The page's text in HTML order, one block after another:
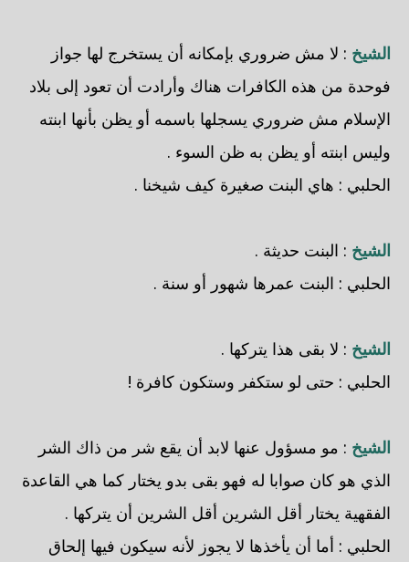
الشيخ : لا مش ضروري بإمكانه أن يستخرج لها جواز
فوحدة من هذه الكافرات هناك وأرادت أن تعود إلى بلاد
الإسلام مش ضروري يسجلها باسمه أو يظن بأنها ابنته
وليس ابنته أو يظن به ظن السوء .
الحلبي : هاي البنت صغيرة كيف شيخنا .
الشيخ : البنت حديثة .
الحلبي : البنت عمرها شهور أو سنة .
الشيخ : لا بقى هذا يتركها .
الحلبي : حتى لو ستكفر وستكون كافرة !
الشيخ : مو مسؤول عنها لابد أن يقع شر من ذاك الشر
الذي هو كان صوابا له فهو بقى بدو يختار كما هي القاعدة
الفقهية يختار أقل الشرين أقل الشرين أن يتركها .
الحلبي : أما أن يأخذها لا يجوز لأنه سيكون فيها إلحاق